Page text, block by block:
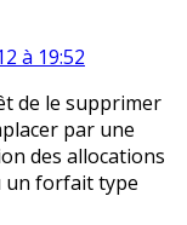
à 19:52
de le supprimer
par une
des allocations
un forfait type